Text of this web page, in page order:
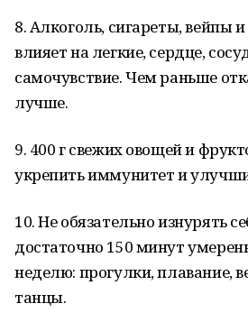
8. Алкоголь, сигареты, вейпы
влияет на легкие, сердце,
самочувствие. Чем раньше
лучше.
9. 400 г свежих овощей и
укрепить иммунитет и
10. Не обязательно изнурять
достаточно 150 минут
неделю: прогулки, плавание,
танцы.